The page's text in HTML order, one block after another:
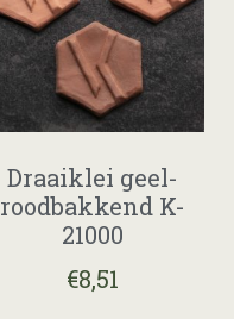
Draaiklei geel-
roodbakkend K-
21000
€8,51